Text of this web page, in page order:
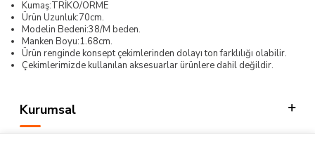
Kumaş:TRİKO/ÖRME
Ürün Uzunluk:70cm.
Modelin Bedeni:38/M beden.
Manken Boyu:1.68cm.
Ürün renginde konsept çekimlerinden dolayı ton farklılığı olabilir.
Çekimlerimizde kullanılan aksesuarlar ürünlere dahil değildir.
Kurumsal